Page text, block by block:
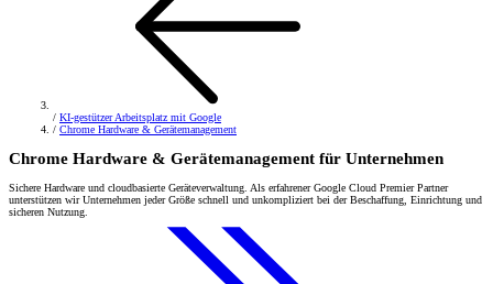
/ KI-gestützer Arbeitsplatz mit Google
/ Chrome Hardware & Gerätemanagement
Chrome Hardware & Gerätemanagement für Unternehmen
Sichere Hardware und cloudbasierte Geräteverwaltung. Als erfahrener Google Cloud Premier Partner
unterstützen wir Unternehmen jeder Größe schnell und unkompliziert bei der Beschaffung, Einrichtung und
sicheren Nutzung.